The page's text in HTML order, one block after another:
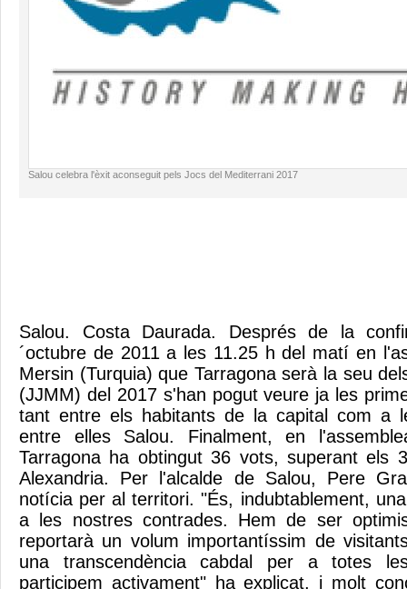
Salou celebra l'èxit aconseguit pels Jocs del Mediterrani 2017
Salou. Costa Daurada. Després de la
´octubre de 2011 a les 11.25 h del matí en
Mersin (Turquia) que Tarragona serà la seu
(JJMM) del 2017 s'han pogut veure ja les
tant entre els habitants de la capital com a
entre elles Salou. Finalment, en
Tarragona ha obtingut 36 vots, superant els
Alexandria. Per l'alcalde de Salou, Pere
notícia per al territori. "És, indubtablement,
a les nostres contrades. Hem de ser
reportarà un volum importantíssim de
una transcendència cabdal per a totes
participem activament" ha explicat, i molt